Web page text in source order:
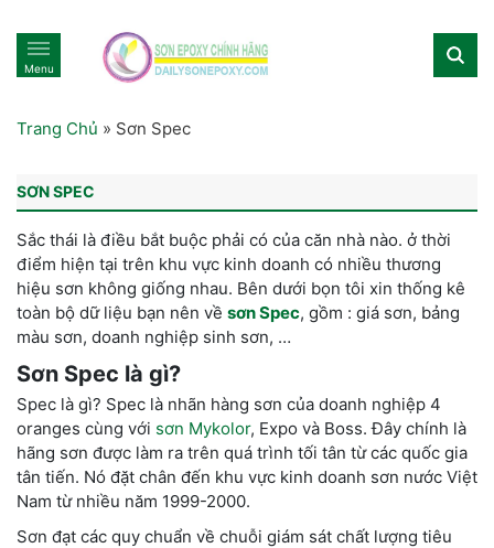
Menu
Trang Chủ » Sơn Spec
SƠN SPEC
Sắc thái là điều bắt buộc phải có của căn nhà nào. ở thời
điểm hiện tại trên khu vực kinh doanh có nhiều thương
hiệu sơn không giống nhau. Bên dưới bọn tôi xin thống kê
toàn bộ dữ liệu bạn nên về sơn Spec, gồm : giá sơn, bảng
màu sơn, doanh nghiệp sinh sơn, …
Sơn Spec là gì?
Spec là gì? Spec là nhãn hàng sơn của doanh nghiệp 4
oranges cùng với sơn Mykolor, Expo và Boss. Đây chính là
hãng sơn được làm ra trên quá trình tối tân từ các quốc gia
tân tiến. Nó đặt chân đến khu vực kinh doanh sơn nước Việt
Nam từ nhiều năm 1999-2000.
Sơn đạt các quy chuẩn về chuỗi giám sát chất lượng tiêu